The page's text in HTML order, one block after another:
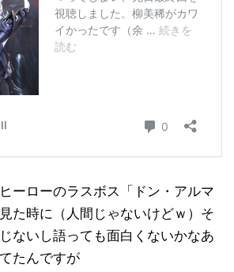
ーローのラスボス「ドン・アルマ
た時に（人間じゃないけどｗ）そ
ないし語っても面白くないかなあ
たんですが